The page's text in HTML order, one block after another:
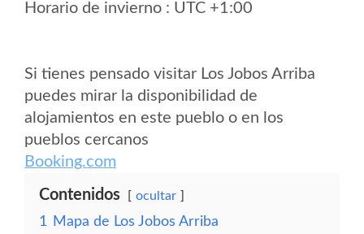
Horario de invierno : UTC +1:00
Si tienes pensado visitar Los Jobos Arriba
puedes mirar la disponibilidad de
alojamientos en este pueblo o en los
pueblos cercanos
Booking.com
Contenidos ocultar
1
Mapa de Los Jobos Arriba